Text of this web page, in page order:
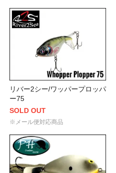
リバー2シー/ワッパープロッパ
ー75
SOLD OUT
※メール便対応商品